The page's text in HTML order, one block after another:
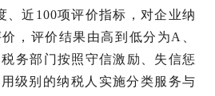
、近100项评价指标，对企业纳
，评价结果由高到低分为A、
务部门按照守信激励、失信惩
级别的纳税人实施分类服务与